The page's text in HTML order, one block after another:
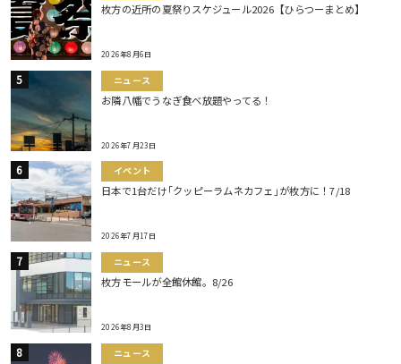
枚方の近所の夏祭りスケジュール2026【ひらつーまとめ】
2026年8月6日
ニュース
お隣八幡でうなぎ食べ放題やってる！
2026年7月23日
イベント
日本で1台だけ｢クッピーラムネカフェ｣が枚方に！7/18
2026年7月17日
ニュース
枚方モールが全館休館。8/26
2026年8月3日
ニュース